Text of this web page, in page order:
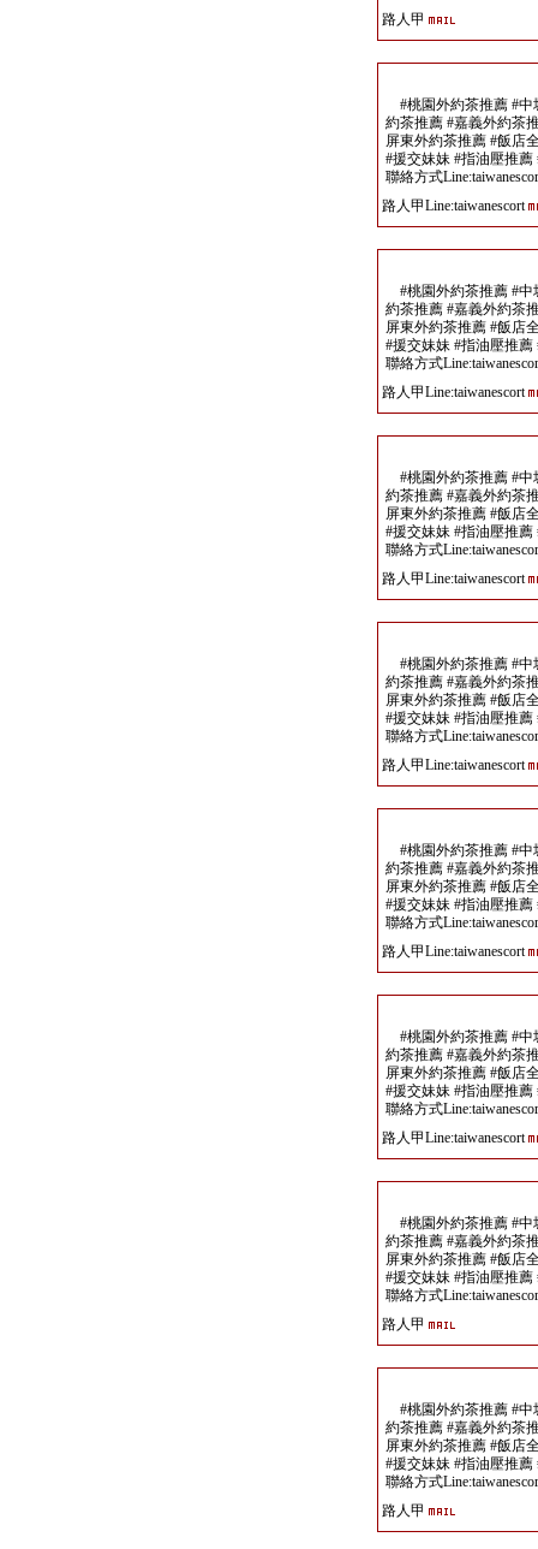
路人甲
#桃園外約茶推薦 #中
約茶推薦 #嘉義外約茶
屏東外約茶推薦 #飯店
#援交妹妹 #指油壓推
聯絡方式
路人甲Line:taiwanescort
#桃園外約茶推薦 #中
約茶推薦 #嘉義外約茶
屏東外約茶推薦 #飯店
#援交妹妹 #指油壓推
聯絡方式
路人甲Line:taiwanescort
#桃園外約茶推薦 #中
約茶推薦 #嘉義外約茶
屏東外約茶推薦 #飯店
#援交妹妹 #指油壓推
聯絡方式
路人甲Line:taiwanescort
#桃園外約茶推薦 #中
約茶推薦 #嘉義外約茶
屏東外約茶推薦 #飯店
#援交妹妹 #指油壓推
聯絡方式
路人甲Line:taiwanescort
#桃園外約茶推薦 #中
約茶推薦 #嘉義外約茶
屏東外約茶推薦 #飯店
#援交妹妹 #指油壓推
聯絡方式
路人甲Line:taiwanescort
#桃園外約茶推薦 #中
約茶推薦 #嘉義外約茶
屏東外約茶推薦 #飯店
#援交妹妹 #指油壓推
聯絡方式
路人甲Line:taiwanescort
#桃園外約茶推薦 #中
約茶推薦 #嘉義外約茶
屏東外約茶推薦 #飯店
#援交妹妹 #指油壓推
聯絡方式
路人甲
#桃園外約茶推薦 #中
約茶推薦 #嘉義外約茶
屏東外約茶推薦 #飯店
#援交妹妹 #指油壓推
聯絡方式
路人甲